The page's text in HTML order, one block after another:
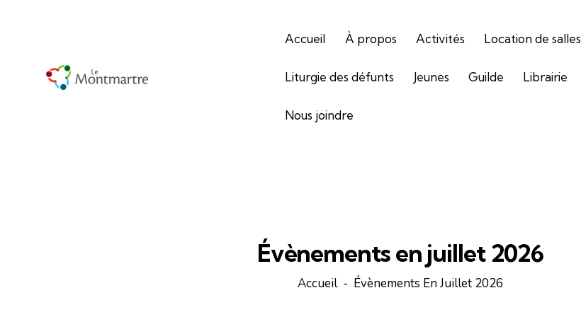
Accueil À propos Activités Location de salles
Liturgie des défunts Jeunes Guilde Librairie
Nous joindre
Évènements en juillet 2026
Accueil Évènements En Juillet 2026